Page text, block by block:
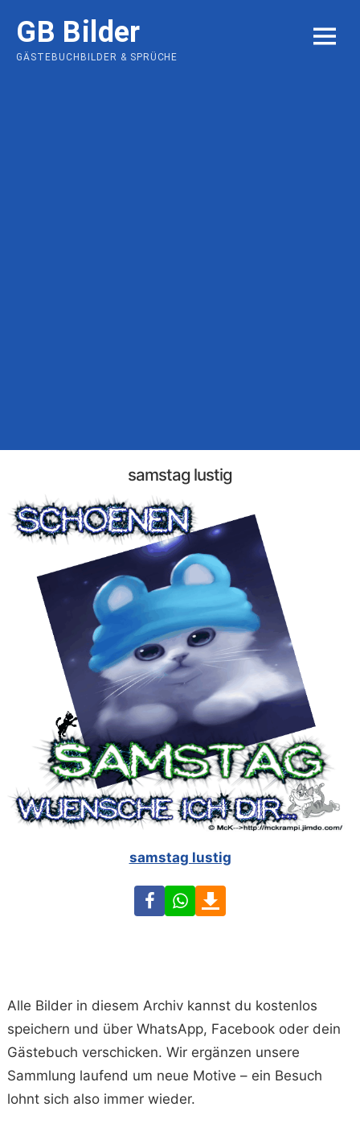
content
GB Bilder
GÄSTEBUCHBILDER & SPRÜCHE
MENU
samstag lustig
samstag lustig
FacebookWhatsApp
Alle Bilder in diesem Archiv kannst du kostenlos
speichern und über WhatsApp, Facebook oder dein
Gästebuch verschicken. Wir ergänzen unsere
Sammlung laufend um neue Motive – ein Besuch
lohnt sich also immer wieder.